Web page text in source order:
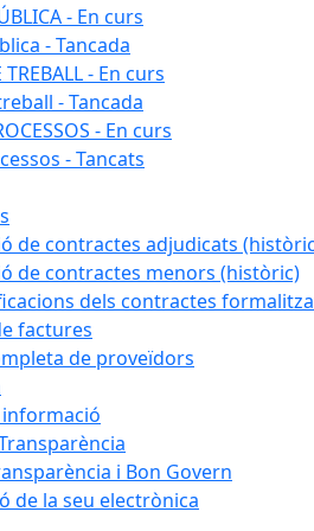
- En curs
- Tancada
TREBALL - En curs
- Tancada
- En curs
- Tancats
de contractes adjudicats
de contractes menors (històric)
dels contractes
factures
de proveïdors
informació
i Bon Govern
de la seu electrònica